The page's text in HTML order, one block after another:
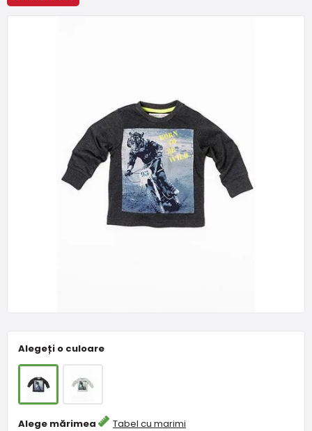
Alegeți o culoare
Alege mărimea Tabel cu marimi